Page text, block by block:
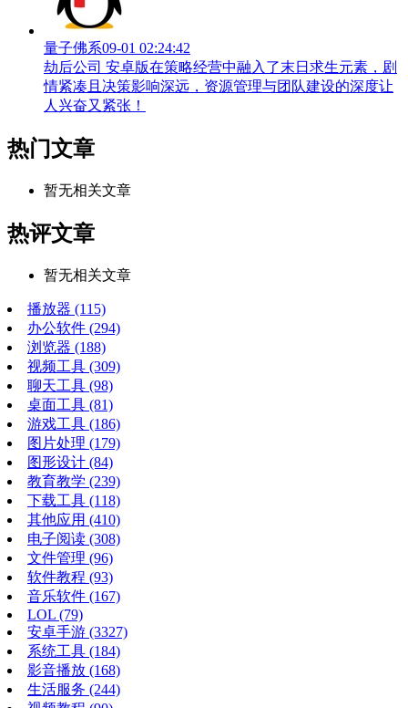
量子佛系09-01 02:24:42
劫后公司 安卓版在策略经营中融入了末日求生元素，剧
情紧凑且决策影响深远，资源管理与团队建设的深度让
人兴奋又紧张！
热门文章
暂无相关文章
热评文章
暂无相关文章
播放器 (115)
办公软件 (294)
浏览器 (188)
视频工具 (309)
聊天工具 (98)
桌面工具 (81)
游戏工具 (186)
图片处理 (179)
图形设计 (84)
教育教学 (239)
下载工具 (118)
其他应用 (410)
电子阅读 (308)
文件管理 (96)
软件教程 (93)
音乐软件 (167)
LOL (79)
安卓手游 (3327)
系统工具 (184)
影音播放 (168)
生活服务 (244)